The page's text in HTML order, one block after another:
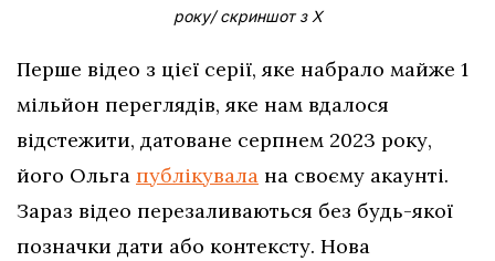
року/ скриншот з Х
Перше відео з цієї серії, яке набрало майже 1
мільйон переглядів, яке нам вдалося
відстежити, датоване серпнем 2023 року,
його Ольга публікувала на своєму акаунті.
Зараз відео перезаливаються без будь-якої
позначки дати або контексту. Нова